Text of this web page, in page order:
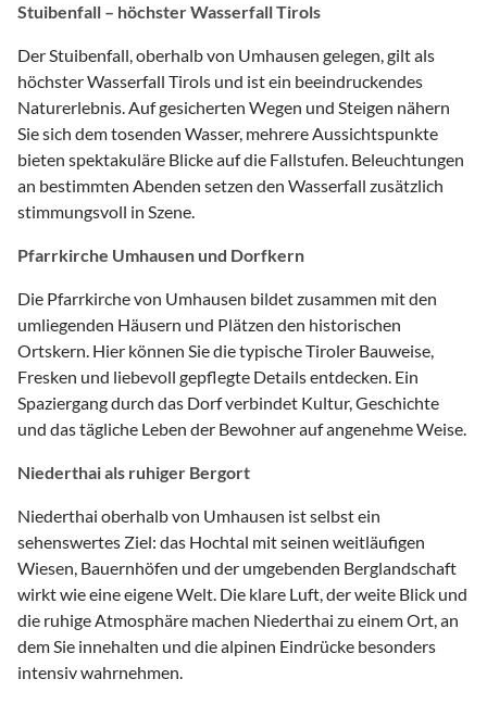
Stuibenfall – höchster Wasserfall Tirols
Der Stuibenfall, oberhalb von Umhausen gelegen, gilt als
höchster Wasserfall Tirols und ist ein beeindruckendes
Naturerlebnis. Auf gesicherten Wegen und Steigen nähern
Sie sich dem tosenden Wasser, mehrere Aussichtspunkte
bieten spektakuläre Blicke auf die Fallstufen. Beleuchtungen
an bestimmten Abenden setzen den Wasserfall zusätzlich
stimmungsvoll in Szene.
Pfarrkirche Umhausen und Dorfkern
Die Pfarrkirche von Umhausen bildet zusammen mit den
umliegenden Häusern und Plätzen den historischen
Ortskern. Hier können Sie die typische Tiroler Bauweise,
Fresken und liebevoll gepflegte Details entdecken. Ein
Spaziergang durch das Dorf verbindet Kultur, Geschichte
und das tägliche Leben der Bewohner auf angenehme Weise.
Niederthai als ruhiger Bergort
Niederthai oberhalb von Umhausen ist selbst ein
sehenswertes Ziel: das Hochtal mit seinen weitläufigen
Wiesen, Bauernhöfen und der umgebenden Berglandschaft
wirkt wie eine eigene Welt. Die klare Luft, der weite Blick und
die ruhige Atmosphäre machen Niederthai zu einem Ort, an
dem Sie innehalten und die alpinen Eindrücke besonders
intensiv wahrnehmen.